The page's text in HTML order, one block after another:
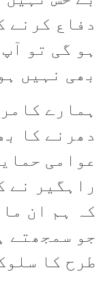
دفاع کرنے
ہو گی تو
بھی نہیں
ہمارے
دھرنے کا
عوامی
راہگیر نے
کہ ہم ان
جو سمجھتے
طرح کا